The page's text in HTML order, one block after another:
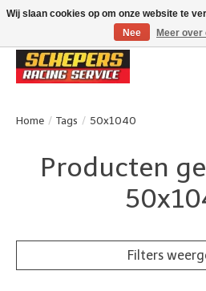
Klanten beoordelen ons met een 4,8/5 op
Home / Tags / 50x1040
Producten
Filters
Wij slaan cookies op om onze website te
Nee
Meer over